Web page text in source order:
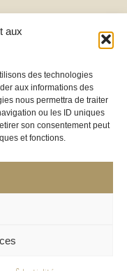
aux
des technologies
aux informations des
nous permettra de traiter
ou les ID uniques
son consentement peut
et fonctions.